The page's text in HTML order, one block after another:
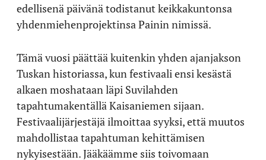
edellisenä päivänä todistanut keikkakuntonsa
yhdenmiehenprojektinsa Painin nimissä.
Tämä vuosi päättää kuitenkin yhden ajanjakson
Tuskan historiassa, kun festivaali ensi kesästä
alkaen moshataan läpi Suvilahden
tapahtumakentällä Kaisaniemen sijaan.
Festivaalijärjestäjä ilmoittaa syyksi, että muutos
mahdollistaa tapahtuman kehittämisen
nykyisestään. Jääkäämme siis toivomaan